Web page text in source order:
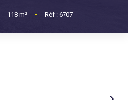
118m² • Réf : 6707